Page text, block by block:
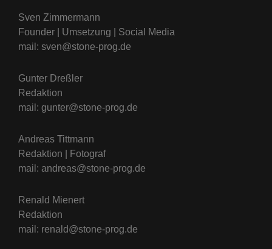
Sven Zimmermann
Founder | Umsetzung | Social Media
mail: sven@stone-prog.de
Gunter Dreßler
Redaktion
mail: gunter@stone-prog.de
Andreas Tittmann
Redaktion | Fotograf
mail: andreas@stone-prog.de
Renald Mienert
Redaktion
mail: renald@stone-prog.de